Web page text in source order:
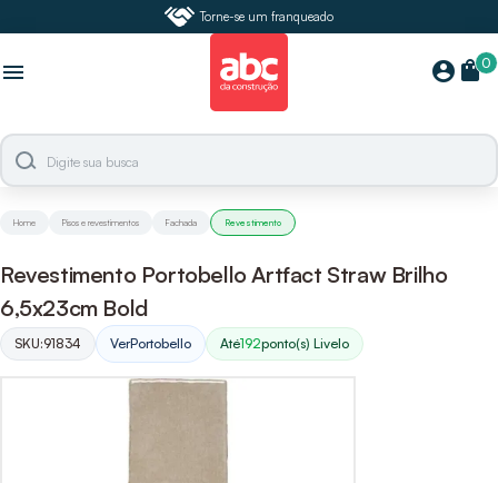
Torne-se um franqueado
menu account_circle 0
shopping_bag
Home Pisos e revestimentos Fachada Revestimento
Revestimento Portobello Artfact Straw Brilho
6,5x23cm Bold
SKU:91834 VerPortobello Até192ponto(s) Livelo